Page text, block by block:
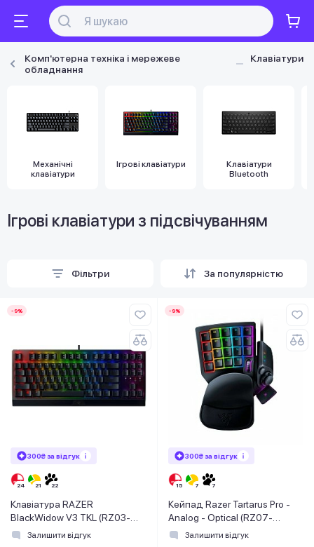
Комп'ютерна техніка і мережеве
обладнання
Клавіатури
Механічні
клавіатури
Ігрові клавіатури
Клавіатури
Bluetooth
Ігрові клавіатури з підсвічуванням
Фільтри За популярністю
-9%
300₴ за відгук
Клавіатура RAZER
BlackWidow V3 TKL (RZ03-
03490700-R3R1)
Залишити відгук
-9%
300₴ за відгук
Кейпад Razer Tartarus Pro -
Analog - Optical (RZ07-
03110100-R3M1)
Залишити відгук